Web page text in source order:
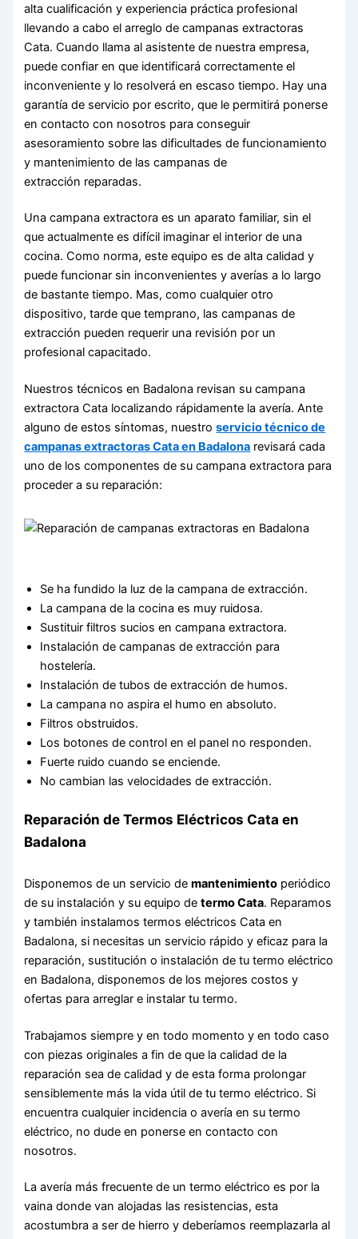
alta cualificación y experiencia práctica profesional
llevando a cabo el arreglo de campanas extractoras
Cata. Cuando llama al asistente de nuestra empresa,
puede confiar en que identificará correctamente el
inconveniente y lo resolverá en escaso tiempo. Hay una
garantía de servicio por escrito, que le permitirá ponerse
en contacto con nosotros para conseguir
asesoramiento sobre las dificultades de funcionamiento
y mantenimiento de las campanas de
extracción reparadas.
Una campana extractora es un aparato familiar, sin el
que actualmente es difícil imaginar el interior de una
cocina. Como norma, este equipo es de alta calidad y
puede funcionar sin inconvenientes y averías a lo largo
de bastante tiempo. Mas, como cualquier otro
dispositivo, tarde que temprano, las campanas de
extracción pueden requerir una revisión por un
profesional capacitado.
Nuestros técnicos en Badalona revisan su campana
extractora Cata localizando rápidamente la avería. Ante
alguno de estos síntomas, nuestroservicio técnico de
campanas extractoras Cata en Badalona revisará cada
uno de los componentes de su campana extractora para
proceder a su reparación:
Se ha fundido la luz de la campana de extracción.
La campana de la cocina es muy ruidosa.
Sustituir filtros sucios en campana extractora.
Instalación de campanas de extracción para
hostelería.
Instalación de tubos de extracción de humos.
La campana no aspira el humo en absoluto.
Filtros obstruidos.
Los botones de control en el panel no responden.
Fuerte ruido cuando se enciende.
No cambian las velocidades de extracción.
Reparación de Termos Eléctricos Cata en
Badalona
Disponemos de un servicio demantenimiento periódico
de su instalación y su equipo determo Cata. Reparamos
y también instalamos termos eléctricos Cata en
Badalona, si necesitas un servicio rápido y eficaz para la
reparación, sustitución o instalación de tu termo eléctrico
en Badalona, disponemos de los mejores costos y
ofertas para arreglar e instalar tu termo.
Trabajamos siempre y en todo momento y en todo caso
con piezas originales a fin de que la calidad de la
reparación sea de calidad y de esta forma prolongar
sensiblemente más la vida útil de tu termo eléctrico. Si
encuentra cualquier incidencia o avería en su termo
eléctrico, no dude en ponerse en contacto con
nosotros.
La avería más frecuente de un termo eléctrico es por la
vaina donde van alojadas las resistencias, esta
acostumbra a ser de hierro y deberíamos reemplazarla al